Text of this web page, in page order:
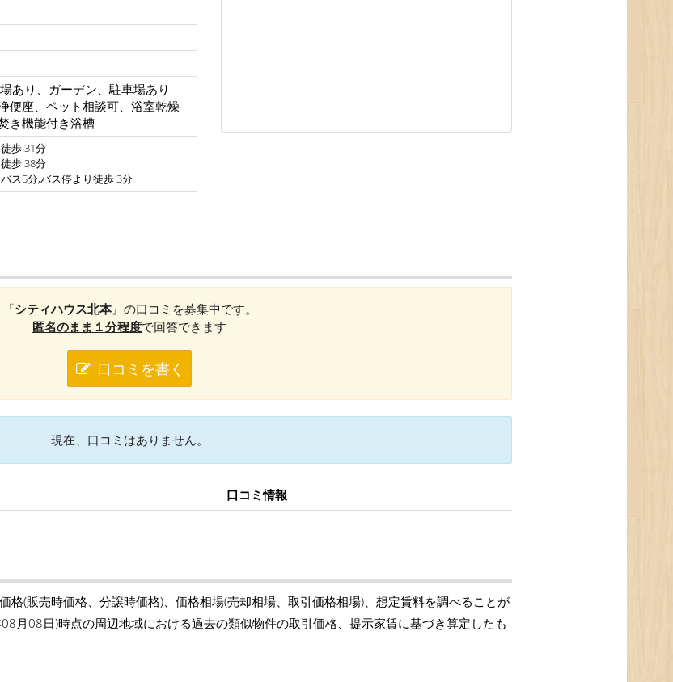
あり、ガーデン、駐車場あり
便座、ペット相談可、浴室乾燥
き機能付き浴槽
徒歩 31分
徒歩 38分
バス5分,バス停より徒歩 3分
『シティハウス北本』の口コミを募集中です。
匿名のまま１分程度で回答できます
口コミを書く
現在、口コミはありません。
口コミ情報
格(販売時価格、分譲時価格)、価格相場(売却相場、取引価格相場)、想定賃料を調べることが
月08日)時点の周辺地域における過去の類似物件の取引価格、提示家賃に基づき算定したも